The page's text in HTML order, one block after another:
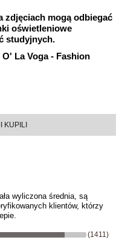
zdjęciach mogą odbiegać
oświetleniowe
studyjnych.
La Voga - Fashion
KUPILI
wyliczona średnia, są
klientów, którzy
(1411)